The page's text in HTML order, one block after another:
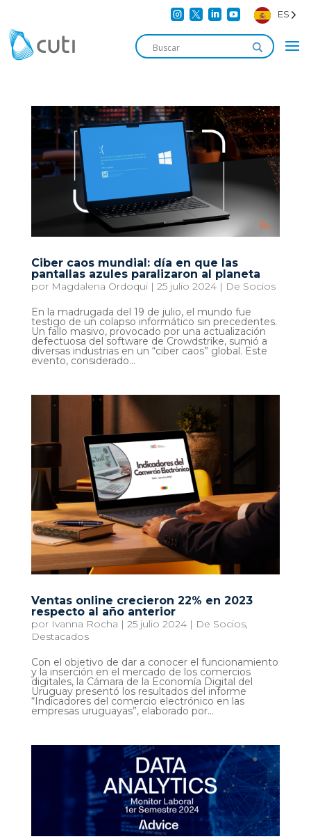
    ES
Ciber caos mundial: día en que las
pantallas azules paralizaron al planeta
por Magdalena Ordoqui| 25 julio 2024| De Socios
En la madrugada del 19 de julio, el mundo fue
testigo de un colapso informático sin precedentes.
Un fallo masivo, provocado por una actualización
defectuosa del software de Crowdstrike, sumió a
diversas industrias en un “ciber caos” global. Este
evento, considerado...
Ventas online crecieron 22% en 2023
respecto al año anterior
por Ivanna Rocha | 25 julio 2024| De Socios,
Destacados
Con el objetivo de dar a conocer el funcionamiento
y la inserción en el mercado de los comercios
digitales, la Cámara de la Economía Digital del
Uruguay presentó los resultados del informe
“Indicadores del comercio electrónico en las
empresas uruguayas”, elaborado por...